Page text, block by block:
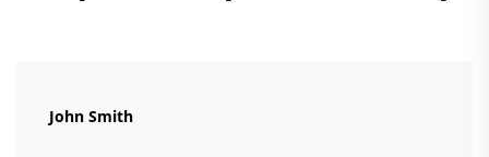
John Smith